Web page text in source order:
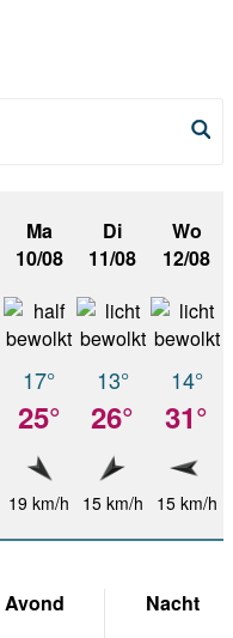
Ma
10/08
17°
25°
19 km/h
Di
11/08
13°
26°
15 km/h
Wo
12/08
14°
31°
15 km/h
Avond Nacht